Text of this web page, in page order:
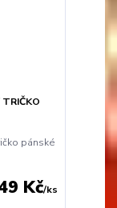
pánské
Kč/ks